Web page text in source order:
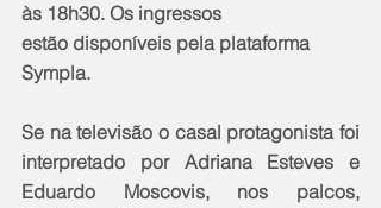
às 18h30. Os ingressos
estão disponíveis pela plataforma
Sympla.
Se na televisão o casal protagonista foi
interpretado por Adriana Esteves e
Eduardo Moscovis, nos palcos,